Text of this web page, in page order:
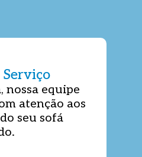
Serviço
nossa equipe
atenção aos
seu sofá